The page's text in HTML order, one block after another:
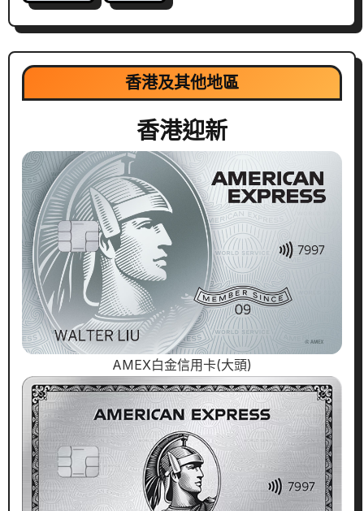
香港及其他地區
香港迎新
AMEX白金信用卡(大頭)